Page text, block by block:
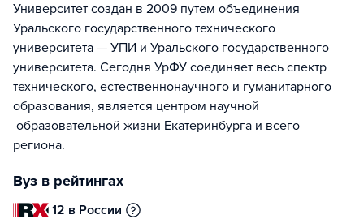
Университет создан в 2009 путем объединения
Уральского государственного технического
университета — УПИ и Уральского государственного
университета. Сегодня УрФУ соединяет весь спектр
технического, естественнонаучного и гуманитарного
образования, является центром научной
образовательной жизни Екатеринбурга и всего
региона.
Вуз в рейтингах
12 в России